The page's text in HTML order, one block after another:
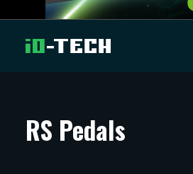
ARTIKKELIT
RS Pedals